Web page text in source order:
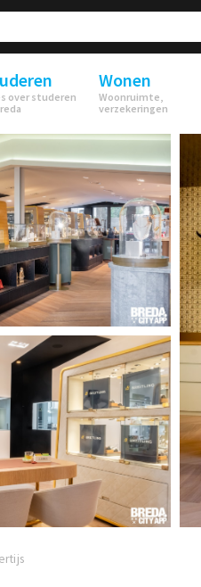
over studeren
Wonen
Woonruimte,
verzekeringen